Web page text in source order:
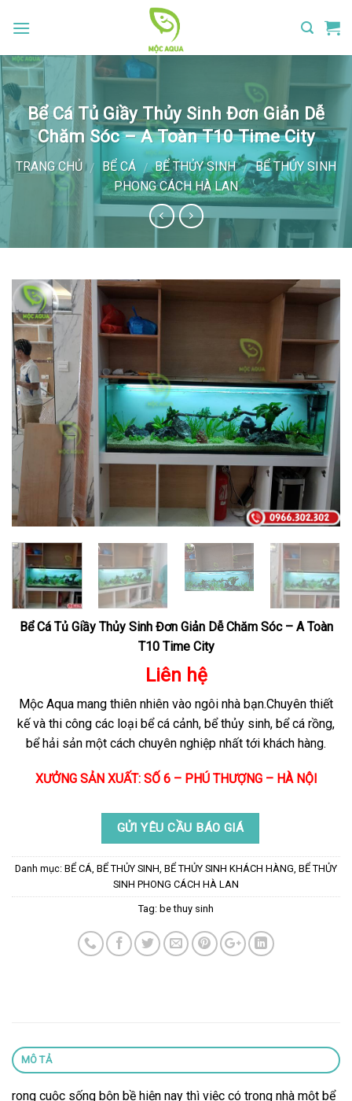
Bể Cá Tủ Giầy Thủy Sinh Đơn Giản Dễ
Chăm Sóc – A Toàn T10 Time City
TRANG CHỦ / BỂ CÁ / BỂ THỦY SINH / BỂ THỦY SINH
PHONG CÁCH HÀ LAN
Bể Cá Tủ Giầy Thủy Sinh Đơn Giản Dễ Chăm Sóc – A Toàn
T10 Time City
Liên hệ
Mộc Aqua mang thiên nhiên vào ngôi nhà bạn.Chuyên thiết
kế và thi công các loại bể cá cảnh, bể thủy sinh, bể cá rồng,
bể hải sản một cách chuyên nghiệp nhất tới khách hàng.
XƯỞNG SẢN XUẤT: SỐ 6 – PHÚ THƯỢNG – HÀ NỘI
GỬI YÊU CẦU BÁO GIÁ
Danh mục: BỂ CÁ BỂ THỦY SINH BỂ THỦY SINH KHÁCH HÀNG BỂ THỦY
SINH PHONG CÁCH HÀ LAN
Tag: be thuy sinh
MÔ TẢ
rong cuộc sống bộn bề hiện nay thì việc có trong nhà một bể